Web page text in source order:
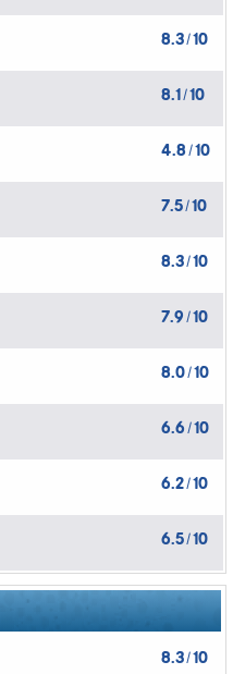
8.3/10
8.1/10
4.8/10
7.5/10
8.3/10
7.9 /10
8.0/10
6.6 /10
6.2/10
6.5/10
8.3/10